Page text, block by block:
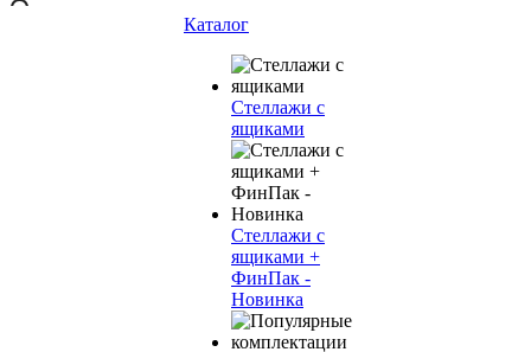
Каталог
Стеллажи с
ящиками
Стеллажи с
ящиками +
ФинПак -
Новинка